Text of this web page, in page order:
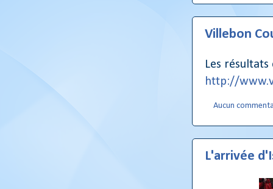
Villebon
Les
http://
Aucun
L'arrivée